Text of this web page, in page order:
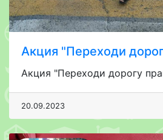
Акция "Переходи
Акция "Переходи дорогу
20.09.2023